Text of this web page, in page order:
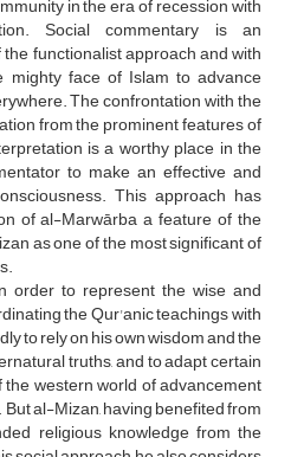
in the era of recession with
Social commentary is an
functionalist approach and with
face of Islam to advance
The confrontation with the
from the prominent features of
is a worthy place in the
to make an effective and
This approach has
of al-Marwārba a feature of the
as one of the most significant of
order to represent the wise and
the Qur'anic teachings with
to rely on his own wisdom and the
truths, and to adapt certain
western world of advancement
al-Mizan, having benefited from
religious knowledge from the